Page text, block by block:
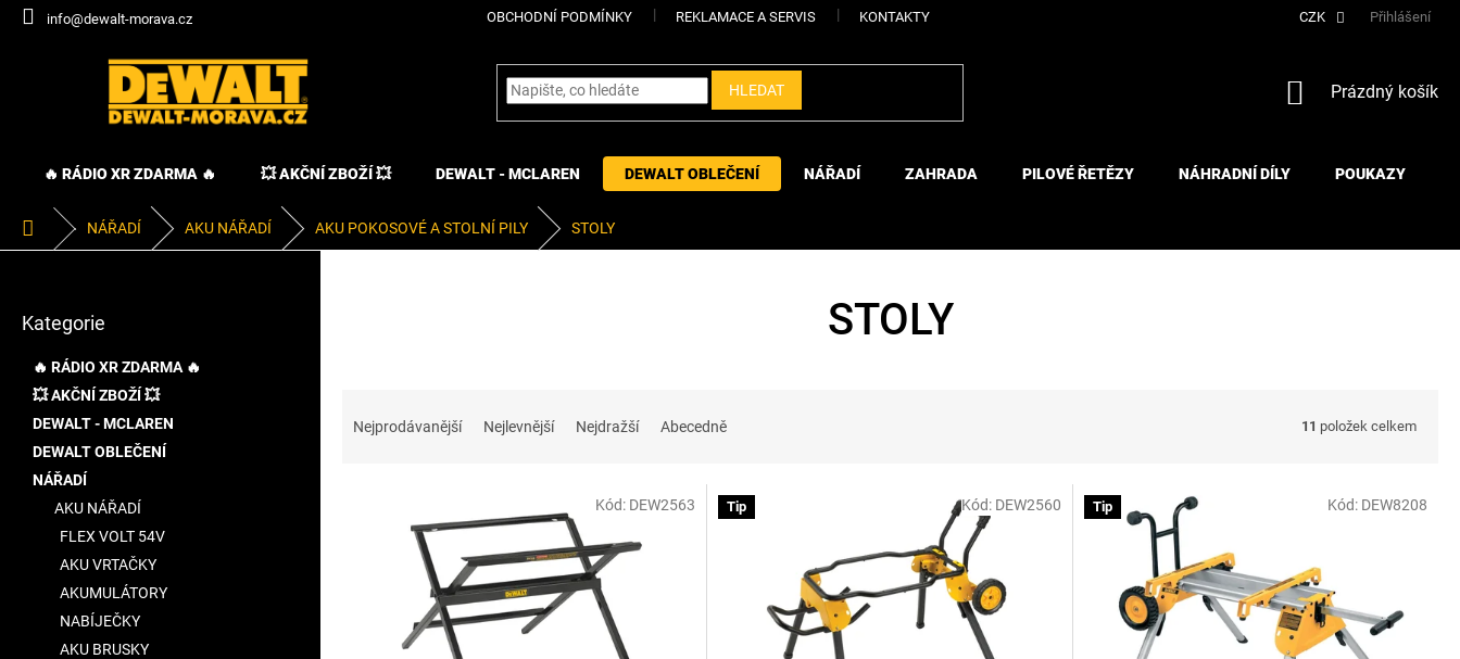
Přejít
info@dewalt-morava.cz OBCHODNÍ PODMÍNKY REKLAMACE A SERVIS KONTAKTY CZK Přihlášení
HLEDAT
NÁKUPNÍ
Prázdný košík
🔥 RÁDIO XR ZDARMA 🔥 💥 AKČNÍ ZBOŽÍ 💥 DEWALT - MCLAREN DEWALT OBLEČENÍ NÁŘADÍ ZAHRADA PILOVÉ ŘETĚZY NÁHRADNÍ DÍLY POUKAZY
Domů NÁŘADÍ AKU NÁŘADÍ AKU POKOSOVÉ A STOLNÍ PILY STOLY
kategorie
Kategorie
🔥 RÁDIO XR ZDARMA 🔥
💥 AKČNÍ ZBOŽÍ 💥
DEWALT - MCLAREN
DEWALT OBLEČENÍ
NÁŘADÍ
AKU NÁŘADÍ
FLEX VOLT 54V
AKU VRTAČKY
AKUMULÁTORY
NABÍJEČKY
AKU BRUSKY
STOLY
Nejprodávanější Nejlevnější Nejdražší Abecedně 11 položek celkem
Kód: DEW2563 Tip Kód: DEW2560 Tip Kód: DEW8208